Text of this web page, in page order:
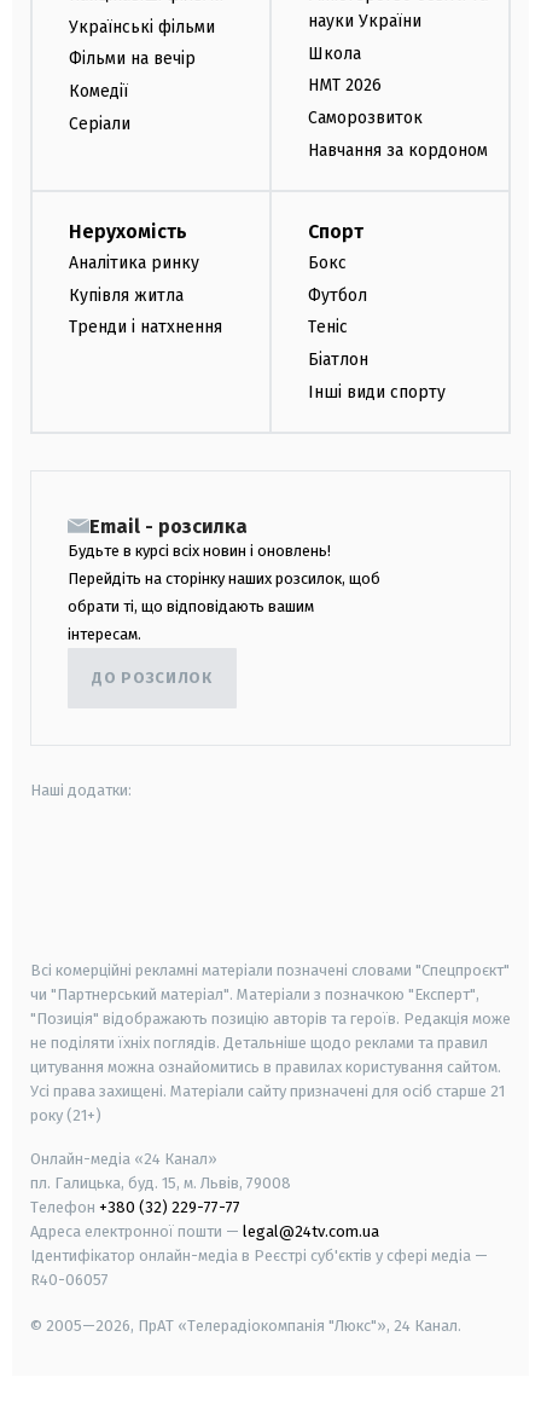
Українські фільми
Фільми на вечір
Комедії
Серіали
науки України
Школа
НМТ 2026
Саморозвиток
Навчання за кордоном
Нерухомість
Аналітика ринку
Купівля житла
Тренди і натхнення
Спорт
Бокс
Футбол
Теніс
Біатлон
Інші види спорту
Email - розсилка
Будьте в курсі всіх новин і оновлень!
Перейдіть на сторінку наших розсилок, щоб
обрати ті, що відповідають вашим
інтересам.
ДО РОЗСИЛОК
Наші додатки:
Всі комерційні рекламні матеріали позначені словами "Спецпроєкт"
чи "Партнерський матеріал". Матеріали з позначкою "Експерт",
"Позиція" відображають позицію авторів та героїв. Редакція може
не поділяти їхніх поглядів. Детальніше щодо реклами та правил
цитування можна ознайомитись в правилах користування сайтом.
Усі права захищені. Матеріали сайту призначені для осіб старше 21
року (21+)
Онлайн-медіа «24 Канал»
пл. Галицька, буд. 15, м. Львів, 79008
Телефон +380 (32) 229-77-77
Адреса електронної пошти — legal@24tv.com.ua
Ідентифікатор онлайн-медіа в Реєстрі суб'єктів у сфері медіа —
R40-06057
© 2005—2026, ПрАТ «Телерадіокомпанія "Люкс"», 24 Канал.